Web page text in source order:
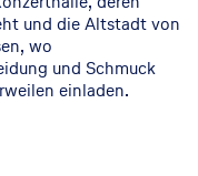
und die Altstadt von
wo
und Schmuck
einladen.
© Saudi Tourism Authority